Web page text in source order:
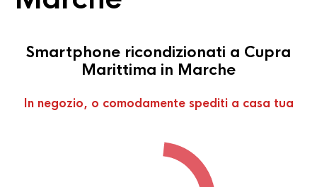
Smartphone ricondizionati a Cupra
Marittima in Marche
In negozio, o comodamente spediti a casa tua